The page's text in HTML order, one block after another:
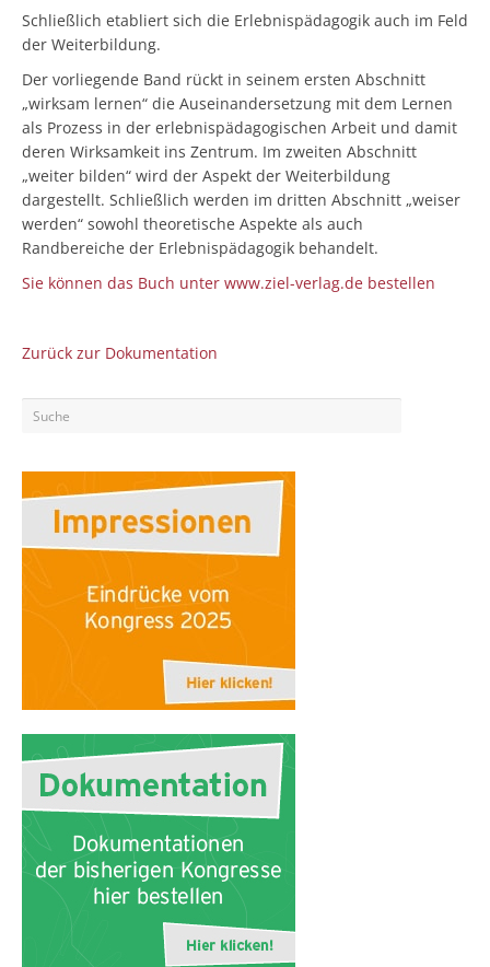
Schließlich etabliert sich die Erlebnispädagogik auch im Feld
der Weiterbildung.
Der vorliegende Band rückt in seinem ersten Abschnitt
„wirksam lernen“ die Auseinandersetzung mit dem Lernen
als Prozess in der erlebnispädagogischen Arbeit und damit
deren Wirksamkeit ins Zentrum. Im zweiten Abschnitt
„weiter bilden“ wird der Aspekt der Weiterbildung
dargestellt. Schließlich werden im dritten Abschnitt „weiser
werden“ sowohl theoretische Aspekte als auch
Randbereiche der Erlebnispädagogik behandelt.
Sie können das Buch unter www.ziel-verlag.de bestellen
Zurück zur Dokumentation